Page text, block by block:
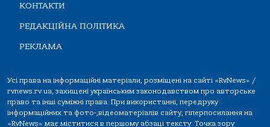
КОНТАКТИ
РЕДАКЦІЙНА ПОЛІТИКА
РЕКЛАМА
Усі права на інформаційні матеріали, розміщені на сайті «RvNews» /
rvnews.rv.ua, захищені українським законодавством про авторське
право та інші суміжні права. При використанні, передруку
інформаційних та фото-,відеоматеріалів сайту, гіперпосилання на
«RvNews» має міститися в першому абзаці тексту. Точка зору